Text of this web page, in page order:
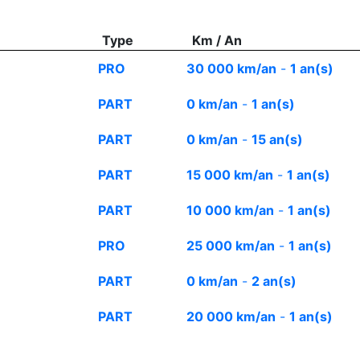
Type
Km / An
PRO
30 000 km/an -1 an(s)
PART 0 km/an -1 an(s)
PART 0 km/an -15 an(s)
PART 15 000 km/an -1 an(s)
PART 10 000 km/an -1 an(s)
PRO 25 000 km/an -1 an(s)
PART 0 km/an - 2 an(s)
PART 20 000 km/an -1 an(s)